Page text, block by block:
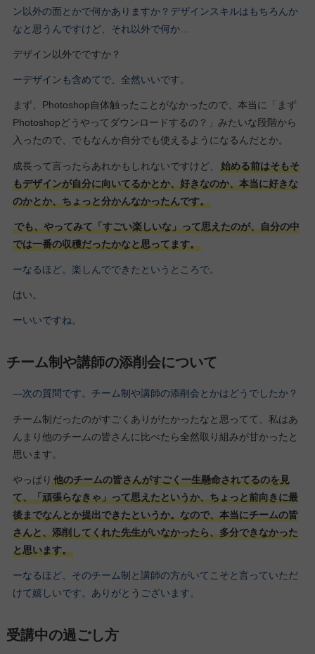
ン以外の面とかで何かありますか？デザインスキルはもちろんか
なと思うんですけど、それ以外で何か…
デザイン以外でですか？
ーデザインも含めてで、全然いいです。
まず、Photoshop自体触ったことがなかったので、本当に「まず
Photoshopどうやってダウンロードするの？」みたいな段階から
入ったので、でもなんか自分でも使えるようになるんだとか。
成長って言ったらあれかもしれないですけど、
始める前はそもそ
もデザインが自分に向いてるかとか、好きなのか、本当に好きな
のかとか、ちょっと分かんなかったんです。
でも、やってみて「すごい楽しいな」って思えたのが、自分の中
では一番の収穫だったかなと思ってます。
ーなるほど。楽しんでできたというところで。
はい。
ーいいですね。
チーム制や講師の添削会について
―次の質問です。チーム制や講師の添削会とかはどうでしたか？
チーム制だったのがすごくありがたかったなと思ってて、私はあ
んまり他のチームの皆さんに比べたら全然取り組みが甘かったと
思います。
やっぱり 他のチームの皆さんがすごく一生懸命されてるのを見
て、「頑張らなきゃ」って思えたというか、ちょっと前向きに最
後までなんとか提出できたというか。なので、本当にチームの皆
さんと、添削してくれた先生がいなかったら、多分できなかった
と思います。
ーなるほど、そのチーム制と講師の方がいてこそと言っていただ
けて嬉しいです。ありがとうございます。
受講中の過ごし方